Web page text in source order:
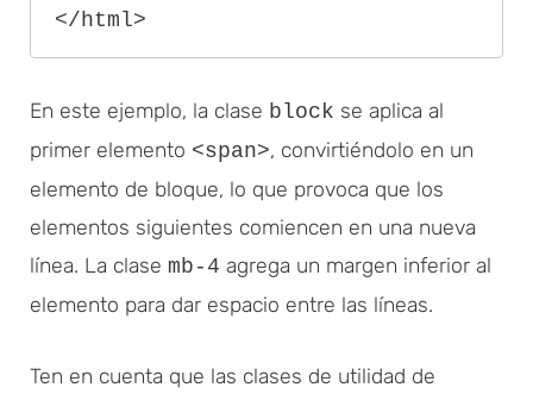
En este ejemplo, la clase block se aplica al
primer elemento <span>, convirtiéndolo en un
elemento de bloque, lo que provoca que los
elementos siguientes comiencen en una nueva
línea. La clase mb-4 agrega un margen inferior al
elemento para dar espacio entre las líneas.
Ten en cuenta que las clases de utilidad de